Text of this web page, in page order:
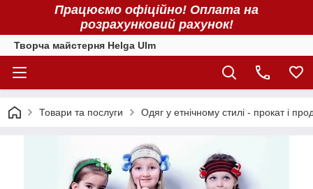
Працюємо офіційно! Оплата на
розрахунковий рахунок!
Творча майстерня Helga Ulm
Товари та послуги Одяг у етнічному стилі - прокат і